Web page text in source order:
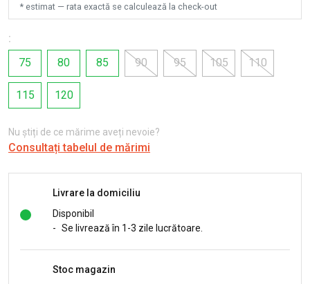
* estimat — rata exactă se calculează la check-out
:
75
80 85 90 95 105 110
115 120
Nu știți de ce mărime aveți nevoie?
Consultați tabelul de mărimi
Livrare la domiciliu
Disponibil
- Se livrează în 1-3 zile lucrătoare.
Stoc magazin